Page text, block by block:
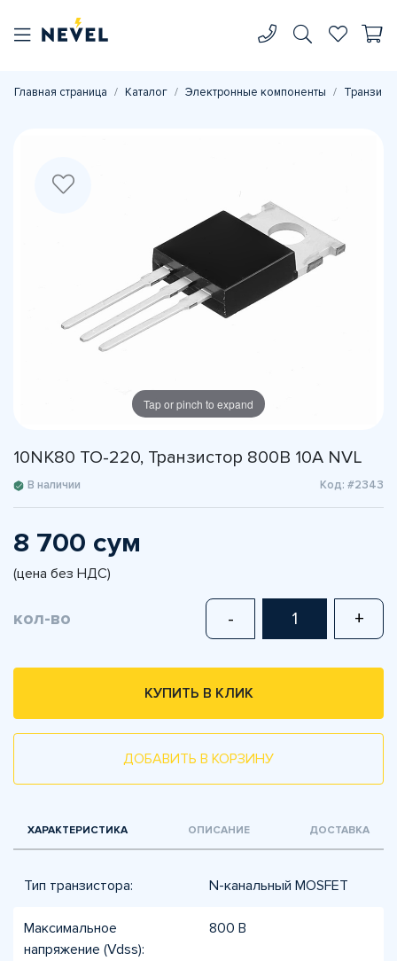
Главная страница Каталог Электронные компоненты
Tap or pinch to expand
10NK80 TO-220, Транзистор 800В 10А NVL
В наличии Код: #2343
8 700 сум
(цена без НДС)
кол-во - +
КУПИТЬ В КЛИК
ДОБАВИТЬ В КОРЗИНУ
ХАРАКТЕРИСТИКА ОПИСАНИЕ ДОСТАВКА
Тип транзистора: N-канальный MOSFET
Максимальное
напряжение (Vdss):
800 В